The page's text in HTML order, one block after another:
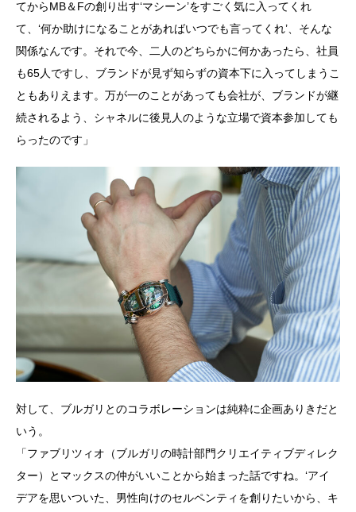
てからMB＆Fの創り出す‘マシーン’をすごく気に入ってくれ
て、‘何か助けになることがあればいつでも言ってくれ’、そんな
関係なんです。それで今、二人のどちらかに何かあったら、社員
も65人ですし、ブランドが見ず知らずの資本下に入ってしまうこ
ともありえます。万が一のことがあっても会社が、ブランドが継
続されるよう、シャネルに後見人のような立場で資本参加しても
らったのです」
対して、ブルガリとのコラボレーションは純粋に企画ありきだと
いう。
「ファブリツィオ（ブルガリの時計部門クリエイティブディレク
ター）とマックスの仲がいいことから始まった話ですね。‘アイ
デアを思いついた、男性向けのセルペンティを創りたいから、キ